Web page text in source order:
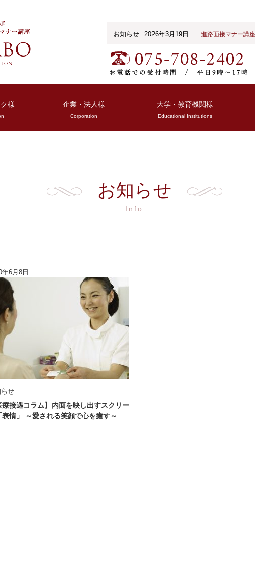
お知らせ 2026年3月19日 進路面接マナー講
様 企業・法人様
Corporation
大学・教育機関様
Educational Institutions
お知らせ
Info
年6月8日
せ
療接遇コラム】内面を映し出すスクリー
表情」 ～愛される笑顔で心を癒す～